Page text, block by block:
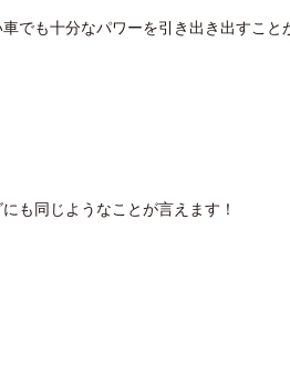
でも十分なパワーを引き出き出すこと
も同じようなことが言えます！